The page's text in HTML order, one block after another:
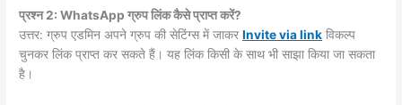
प्रश्न 2: WhatsApp ग्रुप लिंक कैसे प्राप्त करें?
उत्तर: ग्रुप एडमिन अपने ग्रुप की सेटिंग्स में जाकरInvite via link विकल्प
चुनकर लिंक प्राप्त कर सकते हैं। यह लिंक किसी के साथ भी साझा किया जा सकता
है।